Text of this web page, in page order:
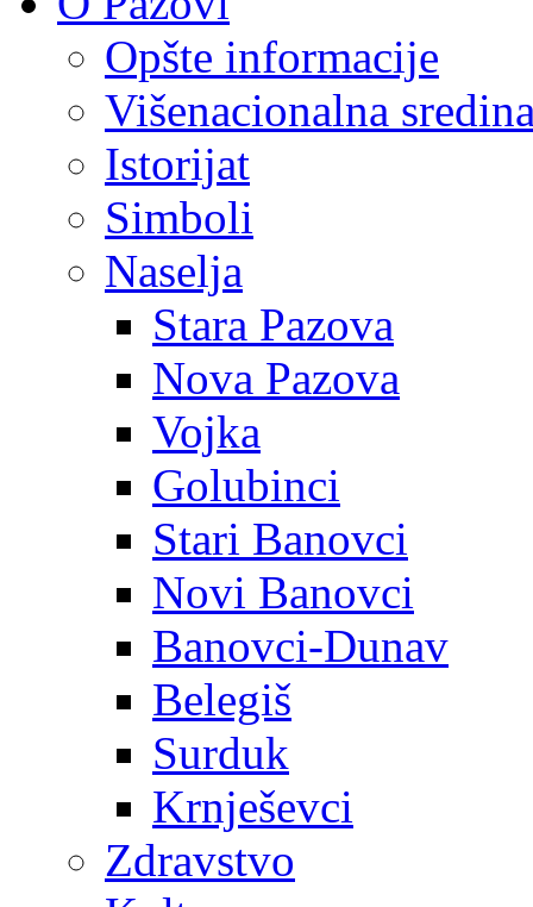
Opšte informacije
Višenacionalna
Istorijat
Simboli
Naselja
Stara Pazova
Nova Pazova
Vojka
Golubinci
Stari Banovci
Novi Banovci
Banovci-Dunav
Belegiš
Surduk
Krnješevci
Zdravstvo